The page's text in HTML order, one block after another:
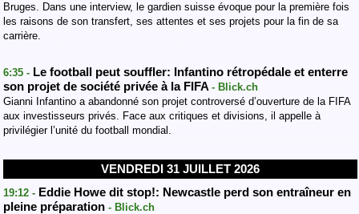
Bruges. Dans une interview, le gardien suisse évoque pour la première fois
les raisons de son transfert, ses attentes et ses projets pour la fin de sa
carrière.
6:35 - Le football peut souffler: Infantino rétropédale et enterre
son projet de société privée à la FIFA - Blick.ch
Gianni Infantino a abandonné son projet controversé d’ouverture de la FIFA
aux investisseurs privés. Face aux critiques et divisions, il appelle à
privilégier l’unité du football mondial.
VENDREDI 31 JUILLET 2026
19:12 - Eddie Howe dit stop!: Newcastle perd son entraîneur en
pleine préparation - Blick.ch